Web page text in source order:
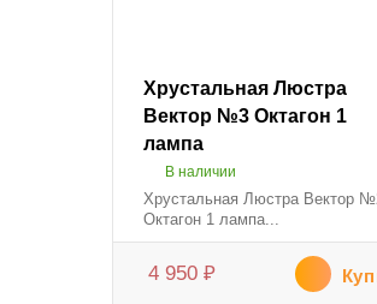
Хрустальная Люстра
Вектор №3 Октагон 1
лампа
В наличии
Хрустальная Люстра Вектор
Октагон 1 лампа...
4 950 ₽